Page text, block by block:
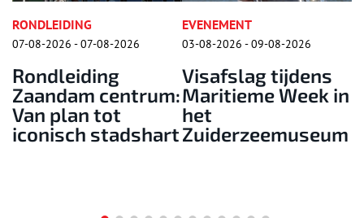
08-2026
centrum:
tot
stadshart
03-08-2026 - 09-08-2026
Visafslag tijdens
Maritieme Week in
het
Zuiderzeemuseum
07-07-2026 - 13-
Zomer bij
Radboud: